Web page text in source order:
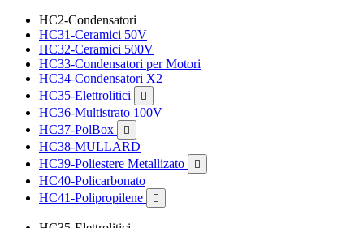
HC2-Condensatori
HC31-Ceramici 50V
HC32-Ceramici 500V
HC33-Condensatori per Motori
HC34-Condensatori X2
HC35-Elettrolitici

HC36-Multistrato 100V
HC37-PolBox

HC38-MULLARD
HC39-Poliestere Metallizato

HC40-Policarbonato
HC41-Polipropilene
